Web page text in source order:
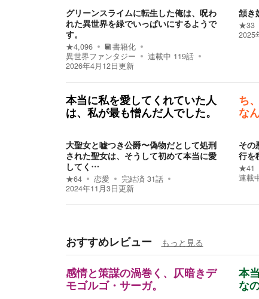
グリーンスライムに転生した俺は、呪わ
れた異世界を緑でいっぱいにするようで
す。
★4,096
書籍化
異世界ファンタジー
連載中 119話
2026年4月12日更新
頷き
★33
2025
本当に私を愛してくれていた人
は、私が最も憎んだ人でした。
大聖女と嘘つき公爵〜偽物だとして処刑
された聖女は、そうして初めて本当に愛
してく…
★64 恋愛 完結済 31話
2024年11月3日更新
ち
な
その
行を
★41
連載
おすすめレビュー もっと見る
感情と策謀の渦巻く、仄暗きデ
モゴルゴ・サーガ。
本
な